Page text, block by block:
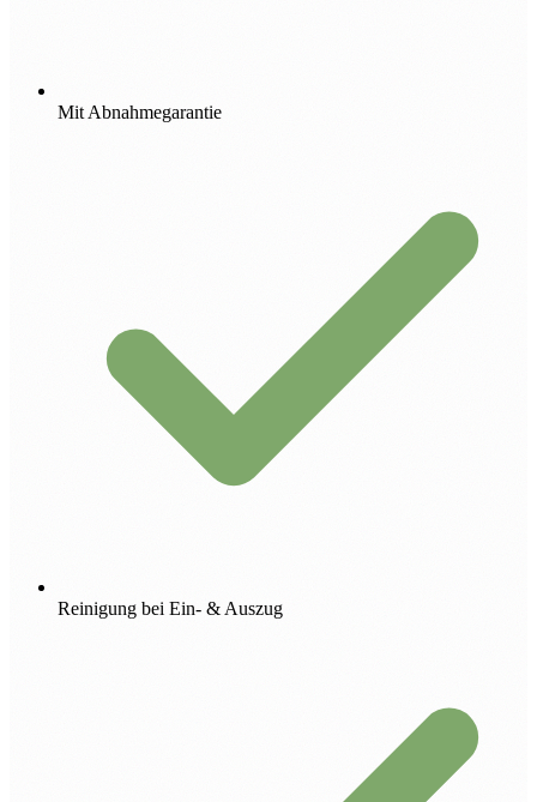
Mit Abnahmegarantie
Reinigung bei Ein- & Auszug